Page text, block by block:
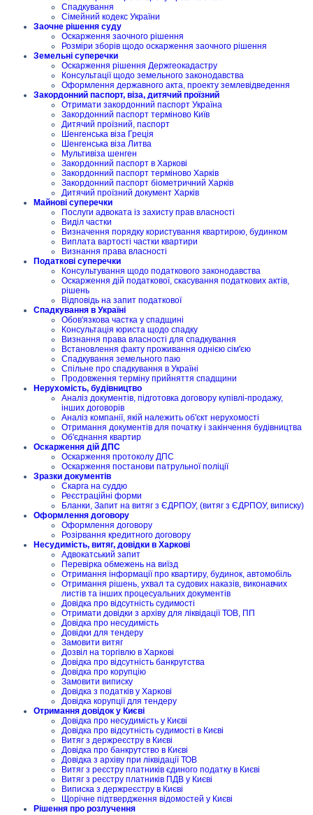
Спадкування
Сімейний кодекс України
Заочне рішення суду
Оскарження заочного рішення
Розміри зборів щодо оскарження заочного рішення
Земельні суперечки
Оскарження рішення Держгеокадастру
Консультації щодо земельного законодавства
Оформлення державного акта, проекту землевідведення
Закордонний паспорт, віза, дитячий проїзний
Отримати закордонний паспорт Україна
Закордонний паспорт терміново Київ
Дитячий проїзний, паспорт
Шенгенська віза Греція
Шенгенська віза Литва
Мультивіза шенген
Закордонний паспорт в Харкові
Закордонний паспорт терміново Харків
Закордонний паспорт біометричний Харків
Дитячий проїзний документ Харків
Майнові суперечки
Послуги адвоката із захисту прав власності
Виділ частки
Визначення порядку користування квартирою, будинком
Виплата вартості частки квартири
Визнання права власності
Податкові суперечки
Консультування щодо податкового законодавства
Оскарження дій податкової, скасування податкових актів,
рішень
Відповідь на запит податкової
Спадкування в Україні
Обов'язкова частка у спадщині
Консультація юриста щодо спадку
Визнання права власності для спадкування
Встановлення факту проживання однією сім'єю
Спадкування земельного паю
Спільне про спадкування в Україні
Продовження терміну прийняття спадщини
Нерухомість, будівництво
Аналіз документів, підготовка договору купівлі-продажу,
інших договорів
Аналіз компанії, якій належить об'єкт нерухомості
Отримання документів для початку і закінчення будівництва
Об'єднання квартир
Оскарження дій ДПС
Оскарження протоколу ДПС
Оскарження постанови патрульної поліції
Зразки документів
Скарга на суддю
Реєстраційні форми
Бланки, Запит на витяг з ЄДРПОУ, (витяг з ЄДРПОУ, виписку)
Оформлення договору
Оформлення договору
Розірвання кредитного договору
Несудимість, витяг, довідки в Харкові
Адвокатський запит
Перевірка обмежень на виїзд
Отримання інформації про квартиру, будинок, автомобіль
Отримання рішень, ухвал та судових наказів, виконавчих
листів та інших процесуальних документів
Довідка про відсутність судимості
Отримати довідки з архіву для ліквідації ТОВ, ПП
Довідка про несудимість
Довідки для тендеру
Замовити витяг
Дозвіл на торгівлю в Харкові
Довідка про відсутність банкрутства
Довідка про корупцію
Замовити виписку
Довідка з податків у Харкові
Довідка корупції для тендеру
Отримання довідок у Києві
Довідка про несудимість у Києві
Довідка про відсутність судимості в Києві
Витяг з держреєстру в Києві
Довідка про банкрутство в Києві
Довідка з архіву при ліквідації ТОВ
Витяг з реєстру платників єдиного податку в Києві
Витяг з реєстру платників ПДВ у Києві
Виписка з держреєстру в Києві
Щорічне підтвердження відомостей у Києві
Рішення про розлучення